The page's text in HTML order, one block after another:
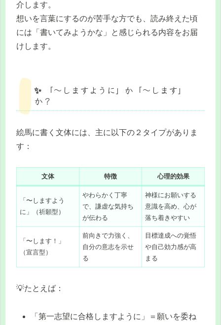
介します。
想いを言葉にするのが苦手な方でも、読み終えた頃
には「書いてみようかな」と感じられる内容をお届
けします。
✨ 「〜しますように」か「〜します」
か？
絵馬に書く文体には、主に以下の２タイプがありま
す：
文体 特徴 心理的効果
「〜しますよう
に」（祈願型）
やわらかく丁寧
で、謙虚な気持ち
が伝わる
神様にお願いする
意識を高め、心が
落ち着きやすい
「〜します！」
（宣言型）
前向きで力強く、
自分の意志を示せ
る
目標達成への覚悟
や自己効力感が高
まる
💡たとえば：
「第一志望に合格しますように」＝願いを委ね